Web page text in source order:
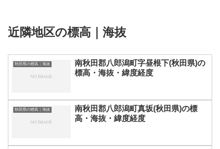
近隣地区の標高｜海抜
秋田県の標高｜海抜
南秋田郡八郎潟町字昼根下(秋田県)の
標高・海抜・緯度経度
秋田県の標高｜海抜
南秋田郡八郎潟町真坂(秋田県)の標
高・海抜・緯度経度